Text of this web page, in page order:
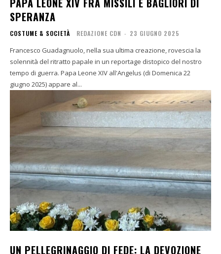
SPERANZA
COSTUME & SOCIETÀ REDAZIONE CDN - 23 GIUGNO 2025
Francesco Guadagnuolo, nella sua ultima creazione, rovescia la
solennità del ritratto papale in un reportage distopico del nostro
tempo di guerra. Papa Leone XIV all'Angelus (di Domenica 22
giugno 2025) appare al...
UN PELLEGRINAGGIO DI FEDE: LA DEVOZIONE